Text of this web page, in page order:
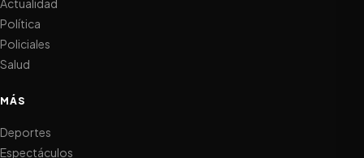
Actualidad
Política
Policiales
Salud
MÁS
Deportes
Espectáculos